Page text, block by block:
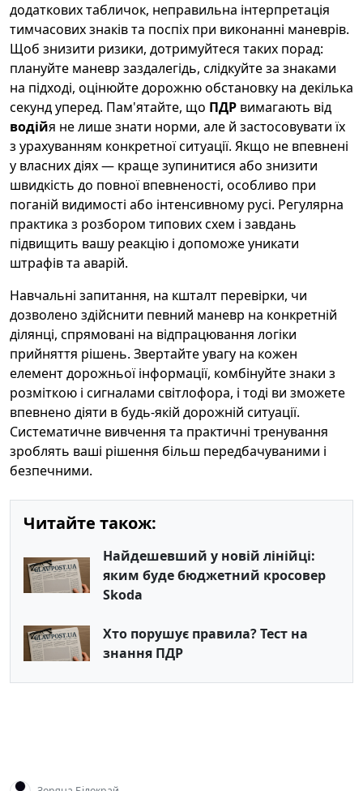
додаткових табличок, неправильна інтерпретація
тимчасових знаків та поспіх при виконанні маневрів.
Щоб знизити ризики, дотримуйтеся таких порад:
плануйте маневр заздалегідь, слідкуйте за знаками
на підході, оцінюйте дорожню обстановку на декілька
секунд уперед. Пам'ятайте, що ПДР вимагають від
водійя не лише знати норми, але й застосовувати їх
з урахуванням конкретної ситуації. Якщо не впевнені
у власних діях — краще зупинитися або знизити
швидкість до повної впевненості, особливо при
поганій видимості або інтенсивному русі. Регулярна
практика з розбором типових схем і завдань
підвищить вашу реакцію і допоможе уникати
штрафів та аварій.
Навчальні запитання, на кшталт перевірки, чи
дозволено здійснити певний маневр на конкретній
ділянці, спрямовані на відпрацювання логіки
прийняття рішень. Звертайте увагу на кожен
елемент дорожньої інформації, комбінуйте знаки з
розміткою і сигналами світлофора, і тоді ви зможете
впевнено діяти в будь-якій дорожній ситуації.
Систематичне вивчення та практичні тренування
зроблять ваші рішення більш передбачуваними і
безпечними.
Читайте також:
Найдешевший у новій лінійці:
яким буде бюджетний кросовер
Skoda
Хто порушує правила? Тест на
знання ПДР